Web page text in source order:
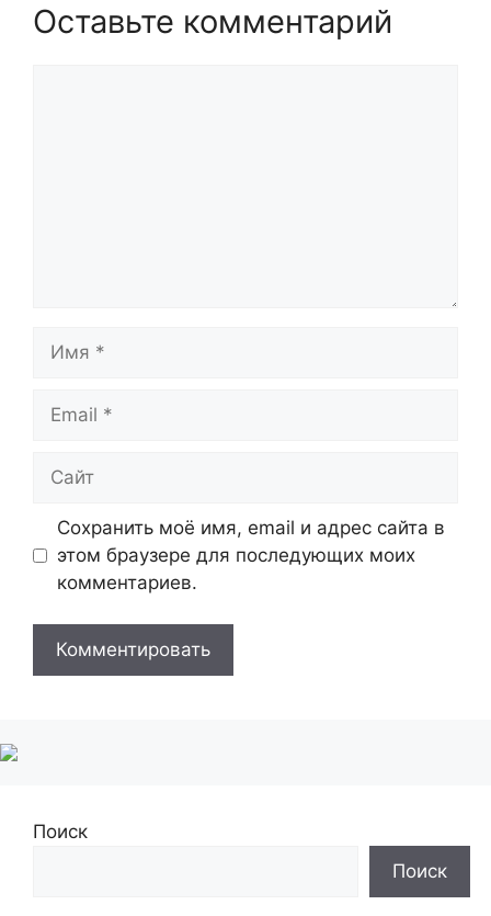
Оставьте комментарий
Сохранить моё имя, email и адрес сайта в
этом браузере для последующих моих
комментариев.
Поиск
Поиск